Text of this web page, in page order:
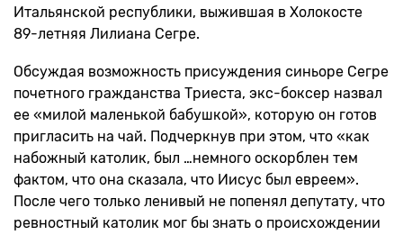
Итальянской республики, выжившая в Холокосте
89-летняя Лилиана Сегре.
Обсуждая возможность присуждения синьоре Сегре
почетного гражданства Триеста, экс-боксер назвал
ее «милой маленькой бабушкой», которую он готов
пригласить на чай. Подчеркнув при этом, что «как
набожный католик, был …немного оскорблен тем
фактом, что она сказала, что Иисус был евреем».
После чего только ленивый не попенял депутату, что
ревностный католик мог бы знать о происхождении